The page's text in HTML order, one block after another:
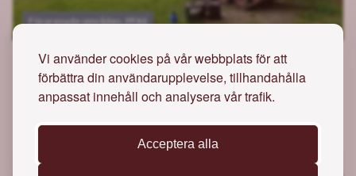
Vi använder cookies på vår webbplats för att
förbättra din användarupplevelse, tillhandahålla
anpassat innehåll och analysera vår trafik.
Acceptera alla
Förorenade områden, PFAS
Brandstationen i Kvänum
Undersökningar och miljökontroll avseende PFAS vid fd
brandstation i Kvänum, Vara kommun.